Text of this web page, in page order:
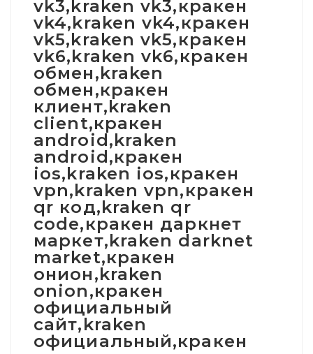
vk3,kraken vk3,кракен
vk4,kraken vk4,кракен
vk5,kraken vk5,кракен
vk6,kraken vk6,кракен
обмен,kraken
обмен,кракен
клиент,kraken
client,кракен
android,kraken
android,кракен
ios,kraken ios,кракен
vpn,kraken vpn,кракен
qr код,kraken qr
code,кракен даркнет
маркет,kraken darknet
market,кракен
онион,kraken
onion,кракен
официальный
сайт,kraken
официальный,кракен